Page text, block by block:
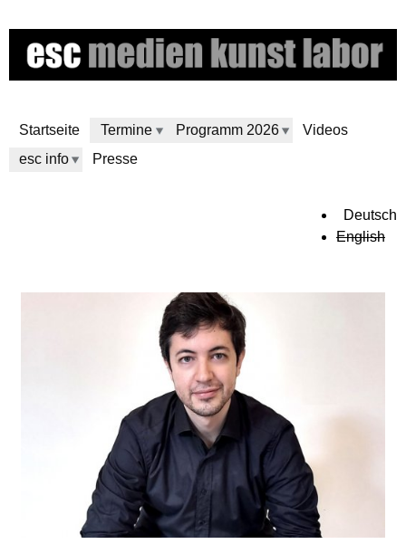
zum
Inhalt
Startseite Termine Programm 2026
Videos
esc info
Presse
c
Deutsch
English